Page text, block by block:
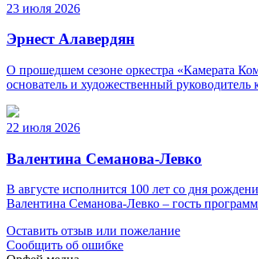
23 июля 2026
Эрнест Алавердян
О прошедшем сезоне оркестра «Камерата
основатель и художественный
22 июля 2026
Валентина Семанова-Левко
В августе исполнится 100 лет со дня
Валентина Семанова-Левко – гость
Оставить отзыв или пожелание
Сообщить об ошибке